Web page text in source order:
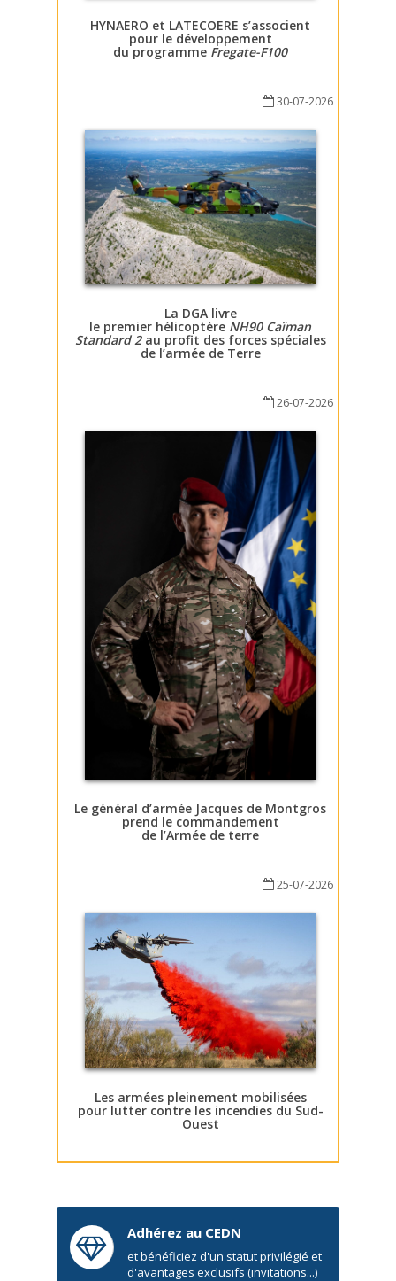
HYNAERO et LATECOERE s’associent
pour le développement
du programme Fregate-F100
30-07-2026
La DGA livre
le premier hélicoptère NH90 Caïman
Standard 2au profit des forces spéciales
de l’armée de Terre
26-07-2026
Le général d’armée Jacques de Montgros
prend le commandement
de l’Armée de terre
25-07-2026
Les armées pleinement mobilisées
pour lutter contre les incendies du Sud-
Ouest
Adhérez au CEDN
et bénéficiez d'un statut privilégié et
d'avantages exclusifs (invitations...)